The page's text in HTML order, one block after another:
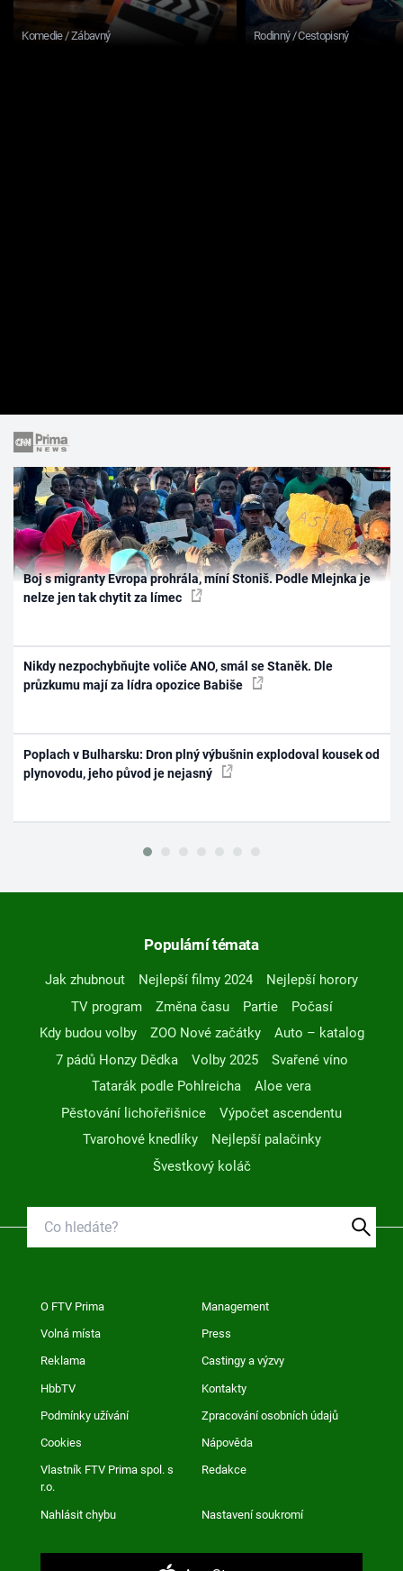
Komedie / Zábavný Rodinný / Cestopisný
Boj s migranty Evropa prohrála, míní Stoniš. Podle Mlejnka je
nelze jen tak chytit za límec
Nikdy nezpochybňujte voliče ANO, smál se Staněk. Dle
průzkumu mají za lídra opozice Babiše
Poplach v Bulharsku: Dron plný výbušnin explodoval kousek od
plynovodu, jeho původ je nejasný
Populární témata
Jak zhubnout Nejlepší filmy 2024
Nejlepší horory
TV program
Změna času Partie
Počasí
Kdy budou volby
ZOO Nové začátky
Auto – katalog
7 pádů Honzy Dědka
Volby 2025
Svařené víno
Tatarák podle Pohlreicha
Aloe vera
Pěstování lichořeřišnice
Výpočet ascendentu
Tvarohové knedlíky
Nejlepší palačinky
Švestkový koláč
O FTV Prima Management
Volná místa Press
Reklama Castingy a výzvy
HbbTV Kontakty
Podmínky užívání Zpracování osobních údajů
Cookies Nápověda
Vlastník FTV Prima spol. s
r.o.
Redakce
Nahlásit chybu Nastavení soukromí